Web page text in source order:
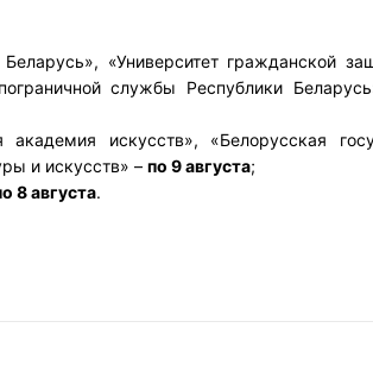
«Университет гражданской
службы Республики
академия искусств», «Белорусская
и искусств» – по 9 августа;
8 августа.